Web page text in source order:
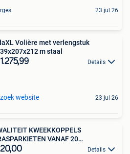
23 jul 26
Volière met verlengstuk
m staal
Details
website 23 jul 26
KWEEKKOPPELS
VANAF 20
KOPPEL
Details